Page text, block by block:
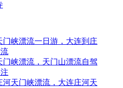
门峡漂流一日游，大连到庄
门峡漂流，天门山漂流自驾
河天门峡漂流，大连庄河天